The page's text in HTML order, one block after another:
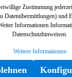
Zustimmung
Datenübermittlungen) und
Informationen
Datenschutzhinweisen.
Weitere Informationen